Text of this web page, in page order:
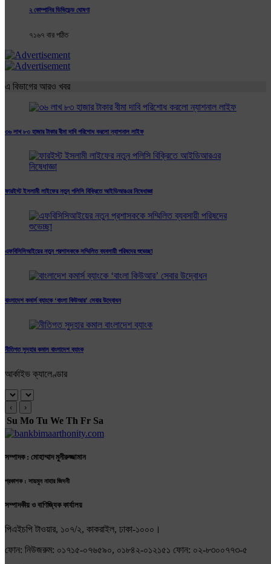
২ কোম্পানির ডিভিডেন্ড ঘোষণা
৭১৬৭ বার পঠিত
এ বিভাগের আরও খবর
৩৬ লাখ ৮৩ হাজার টাকার বীমা দাবি পরিশোধ করলো ন্যাশনাল লাইফ
ফারইস্ট ইসলামী লাইফের নতুন পলিসি বিক্রিতে আইডিআরএর নিষেধাজ্ঞা
এফবিসিসিআইয়ের নতুন প্রশাসককে সম্মিলিত ব্যবসায়ী পরিষদের শুভেচ্ছা
বাংলাদেশ কমার্স ব্যাংকে ‘বাংলা কিউআর’ সেবার উদ্বোধন
নীতিগত সুদহার কমাল বাংলাদেশ ব্যাংক
আর্কাইভ ক্যালেণ্ডার
‹ ›
Su Mo Tu We Th Fr Sa
সম্পাদক : মোহাম্মাদ মুনীরুজ্জামান
প্রকাশক : সায়মুন নাহার জিদনী
সম্পাদকীয় ও বাণিজ্যিক কার্যালয়
পিএইচপি টাওয়ার, ১০৭/২, কাকরাইল, ঢাকা-১০০০।
ফোন: নিউজরুম: ০১৭১৫-০৭৬৫৯০, ০১৮৪২-০১২১৫১ ফোন: ০২-৮৩০০৭৭৩-৫